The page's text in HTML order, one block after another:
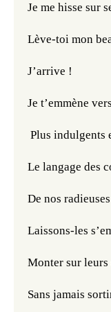
Je me hisse sur
Lève-toi mon
J’arrive !
Je t’emmène
Plus indulgents
Le langage des
De nos
Laissons-les
Monter sur leurs
Sans jamais